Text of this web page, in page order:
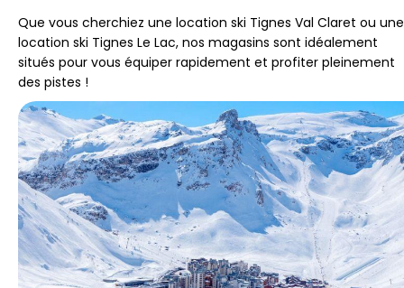
Que vous cherchiez une location ski Tignes Val Claret ou une
location ski Tignes Le Lac, nos magasins sont idéalement
situés pour vous équiper rapidement et profiter pleinement
des pistes !